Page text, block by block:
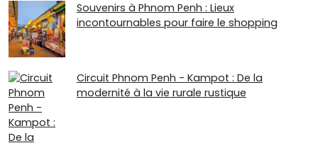
Souvenirs à Phnom Penh : Lieux
incontournables pour faire le shopping
Circuit Phnom Penh - Kampot : De la
modernité à la vie rurale rustique